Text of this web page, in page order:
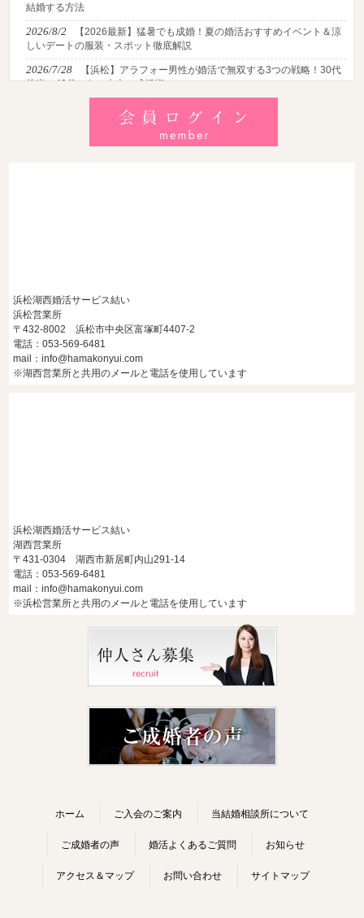
結婚する方法
2026/8/2
【2026最新】猛暑でも成婚！夏の婚活おすすめイベント＆涼
しいデートの服装・スポット徹底解説
2026/7/28
【浜松】アラフォー男性が婚活で無双する3つの戦略！30代
後半・40代からの大人の成婚術
【浜松】30代・40代男性で「モテない男」の共通点とは？
地元の婚活女子が避けるNGな特徴3選
【共感必至】浜松の婚活あるある7選！20代・30代・40代の
浜松湖西婚活サービス結い
浜松営業所
〒432-8002 浜松市中央区富塚町4407-2
電話：053-569-6481
mail：info@hamakonyui.com
※湖西営業所と共用のメールと電話を使用しています
浜松湖西婚活サービス結い
湖西営業所
〒431-0304 湖西市新居町内山291-14
電話：053-569-6481
mail：info@hamakonyui.com
※浜松営業所と共用のメールと電話を使用しています
ホーム ご入会のご案内 当結婚相談所について
ご成婚者の声 婚活よくあるご質問 お知らせ
アクセス＆マップ お問い合わせ サイトマップ